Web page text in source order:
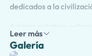
dedicados a la
papiros, joyas, templos
conservados que
Leer más
Galería